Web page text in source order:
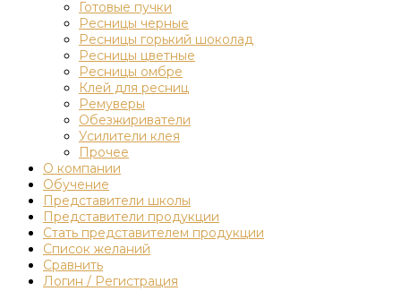
Готовые пучки
Ресницы черные
Ресницы горький шоколад
Ресницы цветные
Ресницы омбре
Клей для ресниц
Ремуверы
Обезжириватели
Усилители клея
Прочее
О компании
Обучение
Представители школы
Представители продукции
Стать представителем продукции
Список желаний
Сравнить
Логин / Регистрация